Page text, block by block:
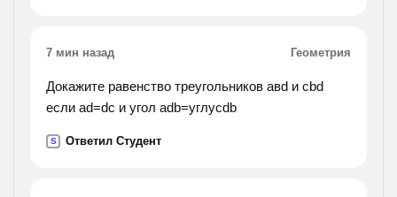
7 мин назад Геометрия
Докажите равенство треугольников авd и cbd
если ad=dc и угол adb=углуcdb
S Ответил Студент